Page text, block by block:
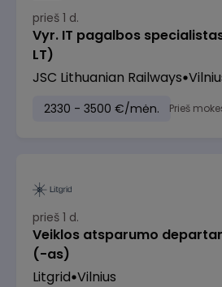
prieš 1 d.
Vyr. IT pagalbos
LT)
JSC Lithuanian Railways
2330 - 3500 €/mėn. Prieš
prieš 1 d.
Veiklos atsparumo
(-as)
Litgrid Vilnius